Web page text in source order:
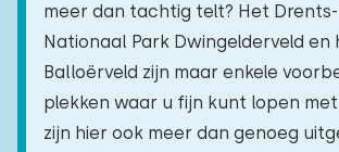
meer dan tachtig telt? Het Drents-
Nationaal Park Dwingelderveld en
Balloërveld zijn maar enkele
plekken waar u fijn kunt lopen
zijn hier ook meer dan genoeg